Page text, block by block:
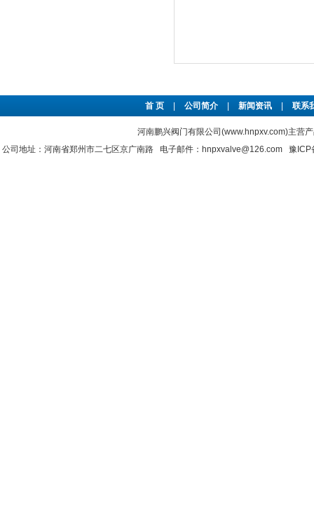
首 页 公司简介 新闻资讯 联系
河南鹏兴阀门有限公司(www.hnpxv.com)主营
公司地址：河南省郑州市二七区京广南路 电子邮件：hnpxvalve@126.com 豫ICP